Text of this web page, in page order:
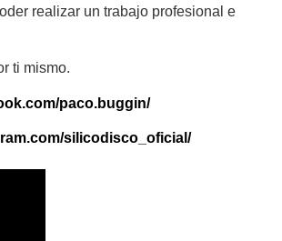
realizar un trabajo profesional e
ti mismo.
paco.buggin/
silicodisco_oficial/